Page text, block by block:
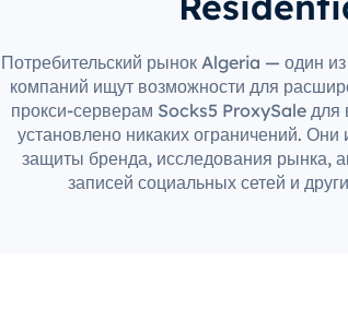
Потребительский рынок Algeria — один
компаний ищут возможности для
прокси-серверам Socks5 ProxySale для
установлено никаких ограничений. Они
защиты бренда, исследования рынка,
записей социальных сетей и